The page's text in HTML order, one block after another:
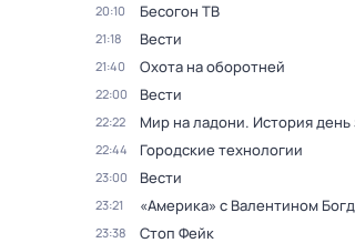
20:10 Бесогон ТВ
21:18 Вести
21:40 Охота на оборотней
22:00 Вести
22:22 Мир на ладони. История день
22:44 Городские технологии
23:00 Вести
23:21 «Америка» с Валентином
23:38 Стоп Фейк